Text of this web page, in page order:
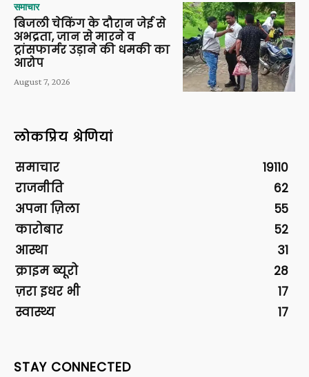
समाचार
बिजली चेकिंग के दौरान जेई से
अभद्रता, जान से मारने व
ट्रांसफार्मर उड़ाने की धमकी का
आरोप
August 7, 2026
लोकप्रिय श्रेणियां
समाचार
19110
राजनीति
62
अपना ज़िला
55
कारोबार
52
आस्था
31
क्राइम ब्यूरो
28
ज़रा इधर भी
17
स्वास्थ्य
17
STAY CONNECTED